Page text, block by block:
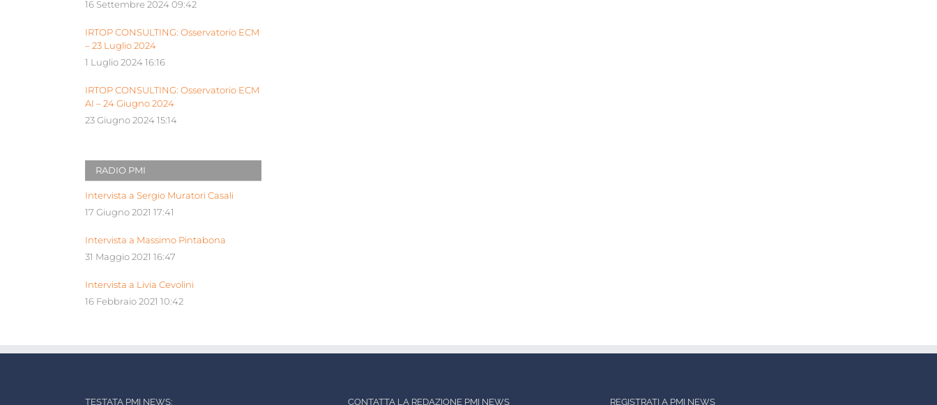
16 Settembre 2024 09:42
IRTOP CONSULTING: Osservatorio ECM
– 23 Luglio 2024
1 Luglio 2024 16:16
IRTOP CONSULTING: Osservatorio ECM
AI – 24 Giugno 2024
23 Giugno 2024 15:14
RADIO PMI
Intervista a Sergio Muratori Casali
17 Giugno 2021 17:41
Intervista a Massimo Pintabona
31 Maggio 2021 16:47
Intervista a Livia Cevolini
16 Febbraio 2021 10:42
TESTATA PMI NEWS: CONTATTA LA REDAZIONE PMI NEWS REGISTRATI A PMI NEWS